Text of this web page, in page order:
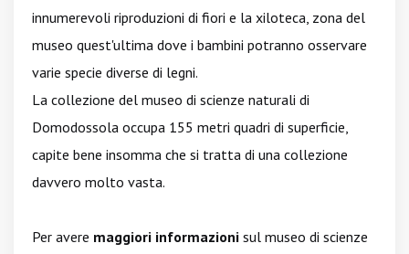
innumerevoli riproduzioni di fiori e la xiloteca, zona del
museo quest'ultima dove i bambini potranno osservare
varie specie diverse di legni.
La collezione del museo di scienze naturali di
Domodossola occupa 155 metri quadri di superficie,
capite bene insomma che si tratta di una collezione
davvero molto vasta.
Per avere maggiori informazioni sul museo di scienze